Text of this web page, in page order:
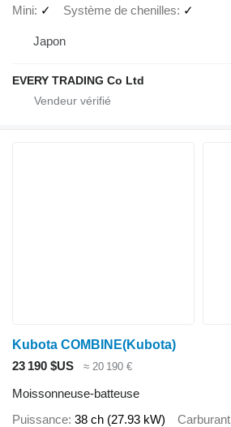
Mini ✓ Système de chenilles ✓
Japon
EVERY TRADING Co Ltd
Kubota COMBINE(Kubota)
23 190 $US
≈ 20 190 €
Moissonneuse-batteuse
Puissance 38 ch (27.93 kW) Carburant